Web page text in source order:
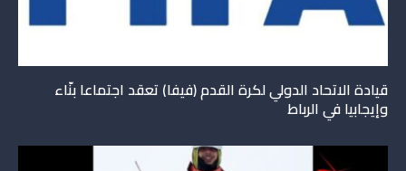
قيادة الاتحاد الدولي لكرة القدم (فيفا) تعقد اجتماعا بنّاء
وإيجابيا في الرباط